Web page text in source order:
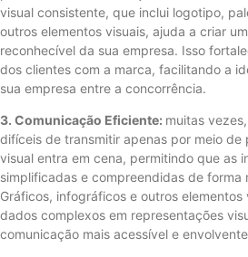
visual consistente, que inclui logotipo,
outros elementos visuais, ajuda a criar
reconhecível da sua empresa. Isso
dos clientes com a marca, facilitando a
sua empresa entre a concorrência.
3. Comunicação Eficiente: muitas
difíceis de transmitir apenas por meio de
visual entra em cena, permitindo que as
simplificadas e compreendidas de forma
Gráficos, infográficos e outros
dados complexos em representações
comunicação mais acessível e